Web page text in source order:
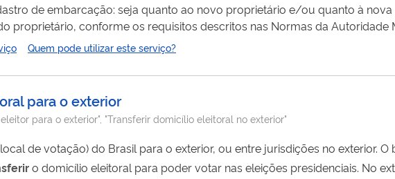
de embarcação: seja quanto ao novo proprietário e/ou quanto à
proprietário, conforme os requisitos descritos nas Normas da Autoridade
da DPC na internet. A conclusão do processo se dá com a emissão do
ou Agências da nova jurisdição.
Quem pode utilizar este serviço?
para o exterior
para o exterior", "Transferir domicílio eleitoral no exterior"
votação) do Brasil para o exterior, ou entre jurisdições no exterior. O brasileiro que se
o domicílio eleitoral para poder votar nas eleições presidenciais. No exterior, é realizada